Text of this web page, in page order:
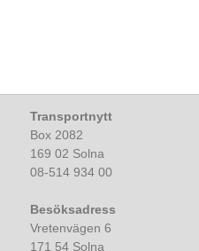
Transportnytt
Box 2082
169 02 Solna
08-514 934 00
Besöksadress
Vretenvägen 6
171 54 Solna